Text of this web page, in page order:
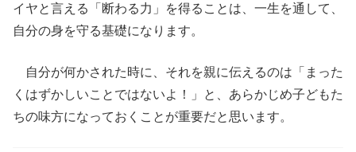
イヤと言える「断わる力」を得ることは、一生を通して、
自分の身を守る基礎になります。
自分が何かされた時に、それを親に伝えるのは「まった
くはずかしいことではないよ！」と、あらかじめ子どもた
ちの味方になっておくことが重要だと思います。